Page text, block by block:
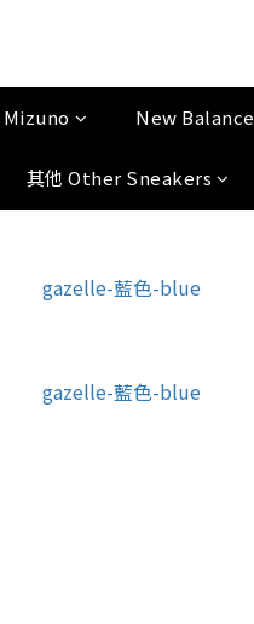
Mizuno New Balance
其他 Other Sneakers